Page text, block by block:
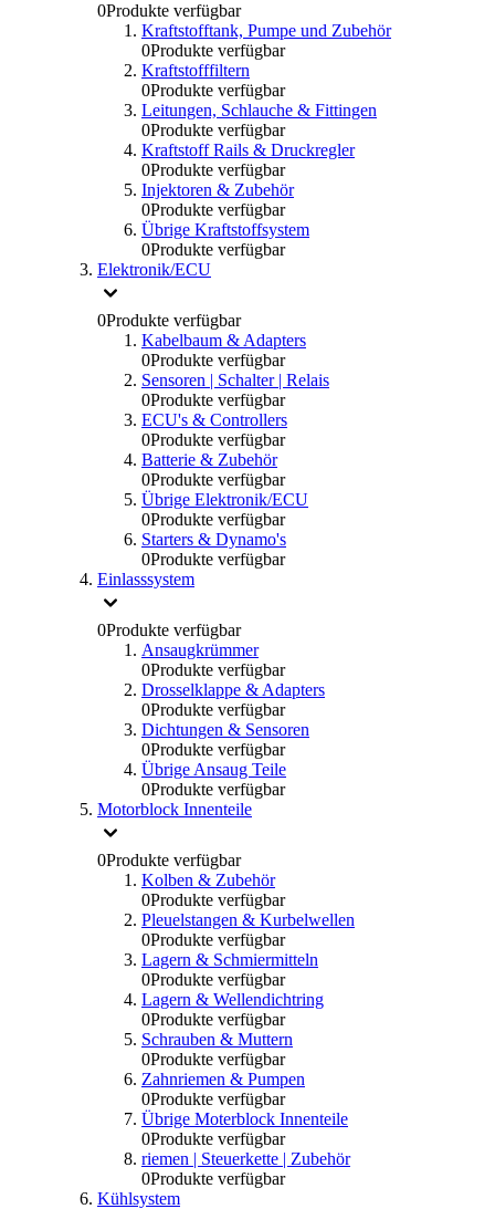
0Produkte verfügbar
Kraftstofftank, Pumpe und Zubehör
0Produkte verfügbar
Kraftstofffiltern
0Produkte verfügbar
Leitungen, Schlauche & Fittingen
0Produkte verfügbar
Kraftstoff Rails & Druckregler
0Produkte verfügbar
Injektoren & Zubehör
0Produkte verfügbar
Übrige Kraftstoffsystem
0Produkte verfügbar
Elektronik/ECU
0Produkte verfügbar
Kabelbaum & Adapters
0Produkte verfügbar
Sensoren | Schalter | Relais
0Produkte verfügbar
ECU's & Controllers
0Produkte verfügbar
Batterie & Zubehör
0Produkte verfügbar
Übrige Elektronik/ECU
0Produkte verfügbar
Starters & Dynamo's
0Produkte verfügbar
Einlasssystem
0Produkte verfügbar
Ansaugkrümmer
0Produkte verfügbar
Drosselklappe & Adapters
0Produkte verfügbar
Dichtungen & Sensoren
0Produkte verfügbar
Übrige Ansaug Teile
0Produkte verfügbar
Motorblock Innenteile
0Produkte verfügbar
Kolben & Zubehör
0Produkte verfügbar
Pleuelstangen & Kurbelwellen
0Produkte verfügbar
Lagern & Schmiermitteln
0Produkte verfügbar
Lagern & Wellendichtring
0Produkte verfügbar
Schrauben & Muttern
0Produkte verfügbar
Zahnriemen & Pumpen
0Produkte verfügbar
Übrige Moterblock Innenteile
0Produkte verfügbar
riemen | Steuerkette | Zubehör
0Produkte verfügbar
Kühlsystem